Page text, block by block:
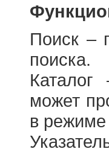
Поиск –
поиска.
Каталог
может
в